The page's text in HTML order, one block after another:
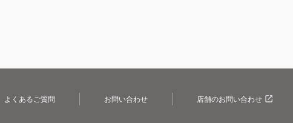
よくあるご質問 お問い合わせ 店舗のお問い合わせ